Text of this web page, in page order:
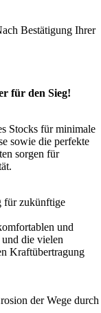
Bestätigung Ihrer
für den Sieg!
Stocks für minimale
sowie die perfekte
sorgen für
für zukünftige
und
die vielen
Kraftübertragung
der Wege durch